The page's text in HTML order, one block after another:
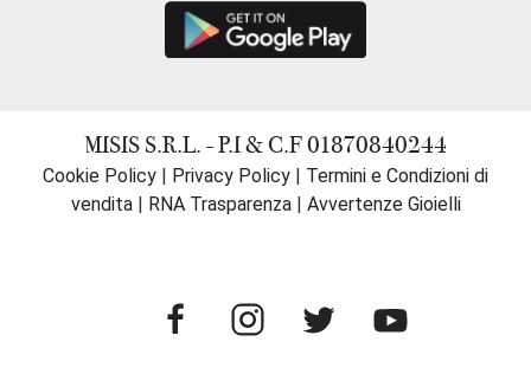
MISIS S.R.L. - P.I & C.F 01870840244
Cookie Policy Privacy Policy
Termini e Condizioni di
vendita| RNA Trasparenza| Avvertenze Gioielli